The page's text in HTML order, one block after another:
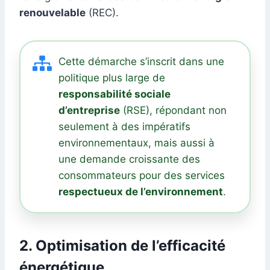
renouvelable (REC).
Cette démarche s’inscrit dans une
politique plus large de
responsabilité sociale
d’entreprise (RSE), répondant non
seulement à des impératifs
environnementaux, mais aussi à
une demande croissante des
consommateurs pour des services
respectueux de l’environnement.
2. Optimisation de l’efficacité